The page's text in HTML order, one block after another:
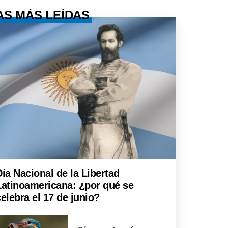
MÁS LEÍDAS
Nacional de la Libertad
¿por qué se
el 17 de junio?